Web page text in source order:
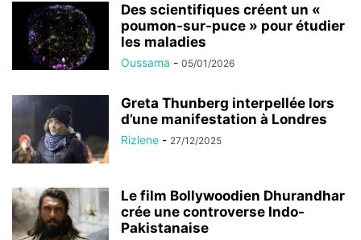
Des scientifiques créent un «
poumon-sur-puce » pour étudier
les maladies
Oussama - 05/01/2026
Greta Thunberg interpellée lors
d’une manifestation à Londres
Rizlene - 27/12/2025
Le film Bollywoodien Dhurandhar
crée une controverse Indo-
Pakistanaise